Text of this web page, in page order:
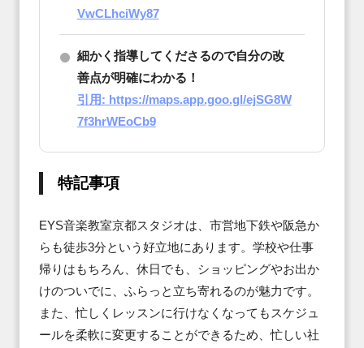
VwCLhciWy87
細かく指導してくださるので自分の改
善点が明確にわかる！
引用: https://maps.app.goo.gl/ejSG8W
7f3hrWEoCb9
特記事項
EYS音楽教室京都スタジオは、市営地下鉄や阪急か
らも徒歩3分という好立地にあります。学校や仕事
帰りはもちろん、休日でも、ショッピングやお出か
けのついでに、ふらっと立ち寄れるのが魅力です。
また、忙しくレッスンに行けなくなってもスケジュ
ールを柔軟に変更することができるため、忙しい社